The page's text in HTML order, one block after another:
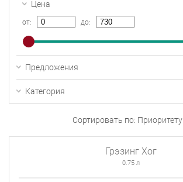
Цена
от: до:
Предложения
Категория
Сортировать по: Приоритету
Грэзинг Хог
0.75 л